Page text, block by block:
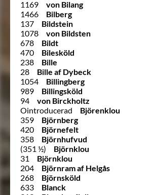
1169
von Bilang
1466
Bilberg
137
Bildstein
1078
von Bildsten
678
Bildt
470
Bilesköld
238
Bille
28
Bille af Dybeck
1054
Billingberg
989
Billingsköld
94
von Birckholtz
Ointroducerad
Björenklou
359
Björnberg
420
Björnefelt
358
Björnhufvud
(351 ½)
Björnklou
31
Björnklou
204
Björnram af Helgås
268
Björnsköld
633
Blanck